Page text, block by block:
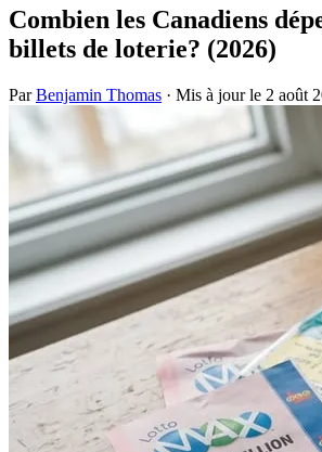
Combien les Canadiens
billets de loterie? (2026)
ParBenjamin Thomas · Mis à jour le 2 août